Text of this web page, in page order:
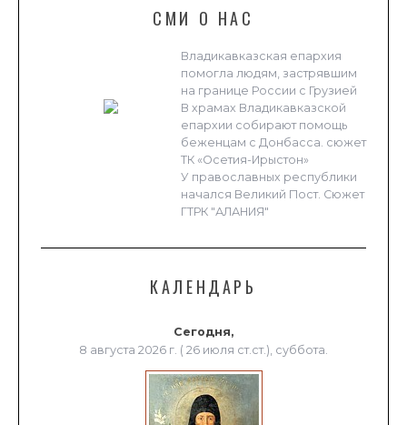
СМИ О НАС
Владикавказская епархия
помогла людям, застрявшим
на границе России с Грузией
В храмах Владикавказской
епархии собирают помощь
беженцам с Донбасса. сюжет
ТК «Осетия-Ирыстон»
У православных республики
начался Великий Пост. Сюжет
ГТРК "АЛАНИЯ"
КАЛЕНДАРЬ
Сегодня,
8 августа 2026 г. ( 26 июля ст.ст.), суббота.